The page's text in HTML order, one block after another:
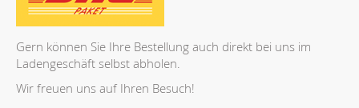
Gern können Sie Ihre Bestellung auch direkt bei uns im
Ladengeschäft selbst abholen.
Wir freuen uns auf Ihren Besuch!